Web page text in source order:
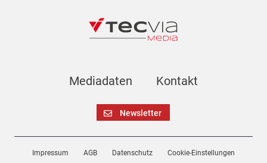
Mediadaten Kontakt
Newsletter
Impressum AGB Datenschutz Cookie-Einstellungen